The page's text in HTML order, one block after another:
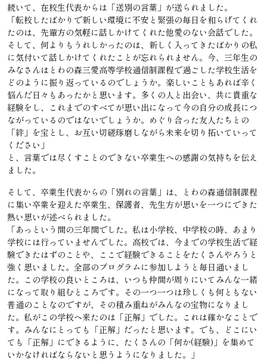
続いて、在校生代表からは「送別の言葉」が送られました。
「転校したばかりで新しい環境に不安と緊張の毎日を和らげてくれ
たのは、先輩方の気軽に話しかけてくれた他愛のない会話でした。
そして、何よりもうれしかったのは、新しく入ってきたばかりの私
に気付いて話しかけてくれたことが忘れられません。今、三年生の
みなさんはとわの森三愛高等学校通信制課程で過ごした学校生活を
どのように振り返っているのでしょうか。楽しいこともあれば辛く
悩んだ日々もあったかと思います。多くの人と出会い、共に貴重な
経験をし、これまでのすべてが思い出になって今の自分の成長につ
ながっているのではないでしょうか。めぐり合った友人たちとの
「絆」を宝とし、お互い切磋琢磨しながら未来を切り拓いていって
ください」
と、言葉では尽くすことのできない卒業生への感謝の気持ちを伝え
ました。
そして、卒業生代表からの「別れの言葉」は、とわの森通信制課程
に集い卒業を迎えた卒業生、保護者、先生方が思いを一つにできた
熱い思いが述べられました。
「あっという間の三年間でした。私は小学校、中学校の時、あまり
学校には行っていませんでした。高校では、今までの学校生活で経
験できたはずのことや、ここで経験できることをたくさんやろうと
強く思いました。全部のプログラムに参加しようと毎日通いまし
た。この学校の良いところは、いつも仲間が周りにいてみんな一緒
になって取り組むところです。その一つ一つは珍しくも何ともない
普通のことなのですが、その積み重ねがみんなの宝物になりまし
た。私がこの学校へ来たのは「正解」でした。これは確かなことで
す。みんなにとっても「正解」だったと思います。でも、どこにい
ても「正解」にできるように、たくさんの「何か(経験)」を集めて
いかなければならないと思うようになりました。」